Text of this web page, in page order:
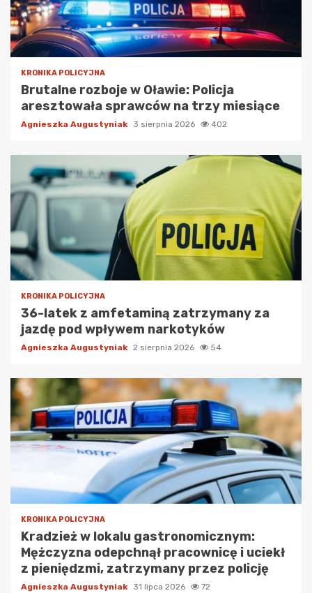
KRONIKA POLICYJNA
Brutalne rozboje w Oławie: Policja
aresztowała sprawców na trzy miesiące
Agnieszka Augustyniak 3 sierpnia 2026 402
KRONIKA POLICYJNA
36-latek z amfetaminą zatrzymany za
jazdę pod wpływem narkotyków
Agnieszka Augustyniak 2 sierpnia 2026 54
KRONIKA POLICYJNA
Kradzież w lokalu gastronomicznym:
Mężczyzna odepchnął pracownicę i uciekł
z pieniędzmi, zatrzymany przez policję
Agnieszka Augustyniak 31 lipca 2026 72